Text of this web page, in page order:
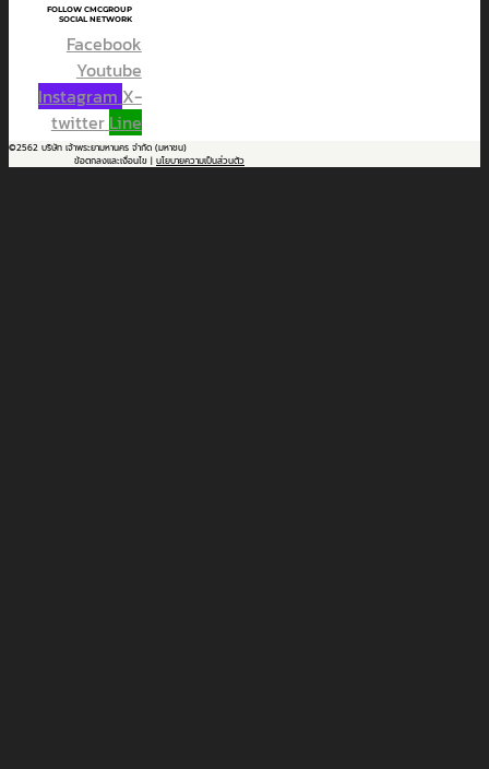
FOLLOW CMCGROUP
SOCIAL NETWORK
Facebook
Youtube
Instagram X-
twitter Line
©2562 บริษัท เจ้าพระยามหานคร จำกัด (มหาชน)
ข้อตกลงและเงื่อนไข | นโยบายความเป็นส่วนตัว